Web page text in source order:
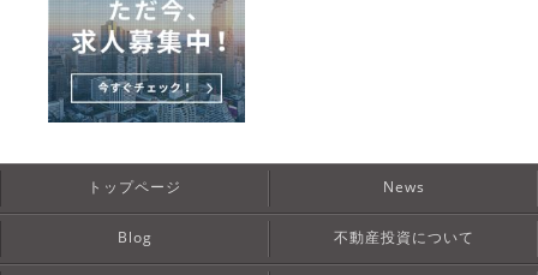
トップページ News
Blog 不動産投資について